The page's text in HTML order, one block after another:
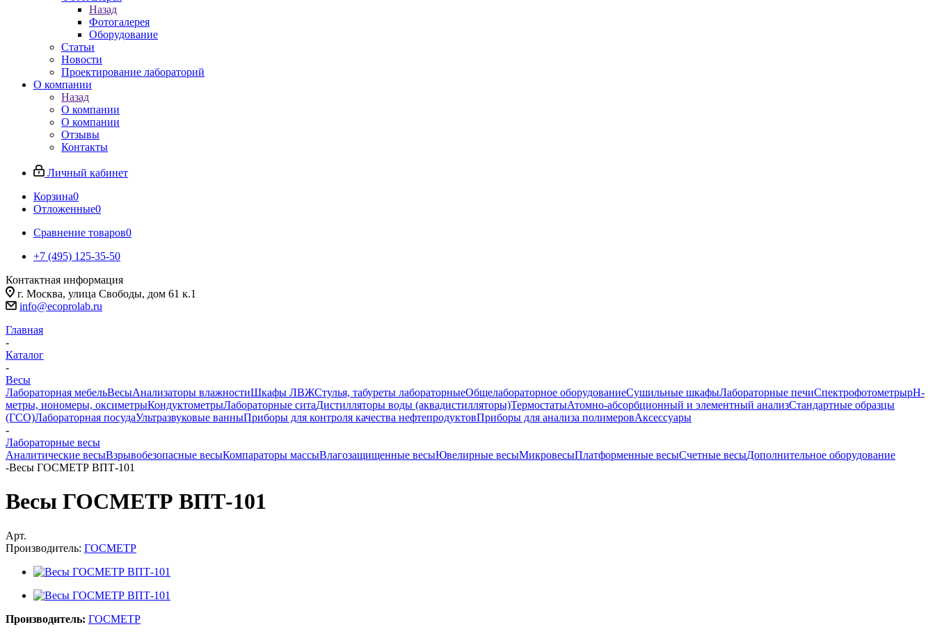
Назад
Фотогалерея
Оборудование
Статьи
Новости
Проектирование лабораторий
О компании
Назад
О компании
О компании
Отзывы
Контакты
Личный кабинет
Корзина0
Отложенные0
Сравнение товаров0
+7 (495) 125-35-50
Контактная информация
г. Москва, улица Свободы, дом 61 к.1
info@ecoprolab.ru
Главная
-
Каталог
-
Весы
Лабораторная мебельВесыАнализаторы влажностиШкафы ЛВЖСтулья, табуреты лабораторныеОбщелабораторное оборудованиеСушильные шкафыЛабораторные печиСпектрофотометрыpH-
метры, иономеры, оксиметрыКондуктометрыЛабораторные ситаДистилляторы воды (аквадистилляторы)ТермостатыАтомно-абсорбционный и элементный анализСтандартные образцы
(ГСО)Лабораторная посудаУльтразвуковые ванныПриборы для контроля качества нефтепродуктовПриборы для анализа полимеровАксессуары
-
Лабораторные весы
Аналитические весыВзрывобезопасные весыКомпараторы массыВлагозащищенные весыЮвелирные весыМикровесыПлатформенные весыСчетные весыДополнительное оборудование
-Весы ГОСМЕТР ВПТ-101
Весы ГОСМЕТР ВПТ-101
Арт.
Производитель: ГОСМЕТР
Производитель: ГОСМЕТР